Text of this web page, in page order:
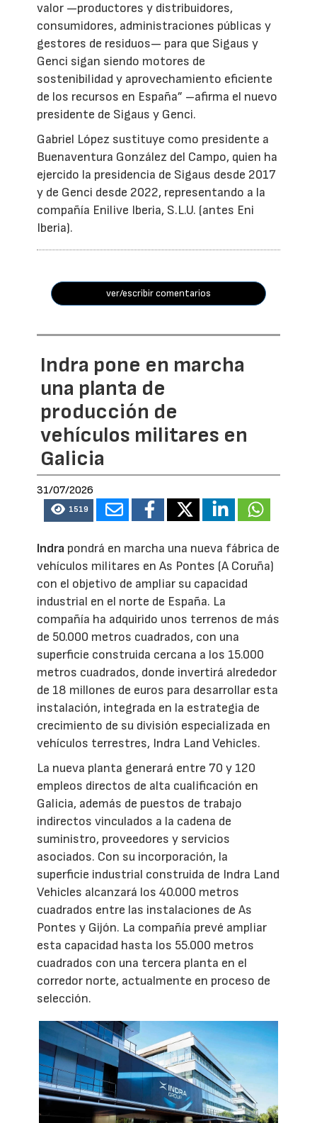
valor —productores y distribuidores,
consumidores, administraciones públicas y
gestores de residuos— para que Sigaus y
Genci sigan siendo motores de
sostenibilidad y aprovechamiento eficiente
de los recursos en España” –afirma el nuevo
presidente de Sigaus y Genci.
Gabriel López sustituye como presidente a
Buenaventura González del Campo, quien ha
ejercido la presidencia de Sigaus desde 2017
y de Genci desde 2022, representando a la
compañía Enilive Iberia, S.L.U. (antes Eni
Iberia).
ver/escribir comentarios
Indra pone en marcha
una planta de
producción de
vehículos militares en
Galicia
31/07/2026
1519
Indra pondrá en marcha una nueva fábrica de
vehículos militares en As Pontes (A Coruña)
con el objetivo de ampliar su capacidad
industrial en el norte de España. La
compañía ha adquirido unos terrenos de más
de 50.000 metros cuadrados, con una
superficie construida cercana a los 15.000
metros cuadrados, donde invertirá alrededor
de 18 millones de euros para desarrollar esta
instalación, integrada en la estrategia de
crecimiento de su división especializada en
vehículos terrestres, Indra Land Vehicles.
La nueva planta generará entre 70 y 120
empleos directos de alta cualificación en
Galicia, además de puestos de trabajo
indirectos vinculados a la cadena de
suministro, proveedores y servicios
asociados. Con su incorporación, la
superficie industrial construida de Indra Land
Vehicles alcanzará los 40.000 metros
cuadrados entre las instalaciones de As
Pontes y Gijón. La compañía prevé ampliar
esta capacidad hasta los 55.000 metros
cuadrados con una tercera planta en el
corredor norte, actualmente en proceso de
selección.